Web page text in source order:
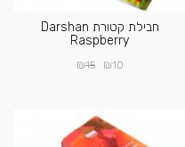
חבילת קטורת Darshan
Raspberry
₪10
₪15